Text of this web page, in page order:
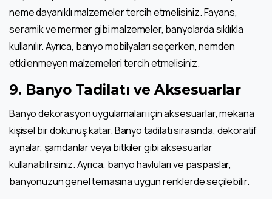
neme dayanıklı malzemeler tercih etmelisiniz. Fayans,
seramik ve mermer gibi malzemeler, banyolarda sıklıkla
kullanılır. Ayrıca, banyo mobilyaları seçerken, nemden
etkilenmeyen malzemeleri tercih etmelisiniz.
9. Banyo Tadilatı ve Aksesuarlar
Banyo dekorasyon uygulamaları için aksesuarlar, mekana
kişisel bir dokunuş katar. Banyo tadilatı sırasında, dekoratif
aynalar, şamdanlar veya bitkiler gibi aksesuarlar
kullanabilirsiniz. Ayrıca, banyo havluları ve paspaslar,
banyonuzun genel temasına uygun renklerde seçilebilir.